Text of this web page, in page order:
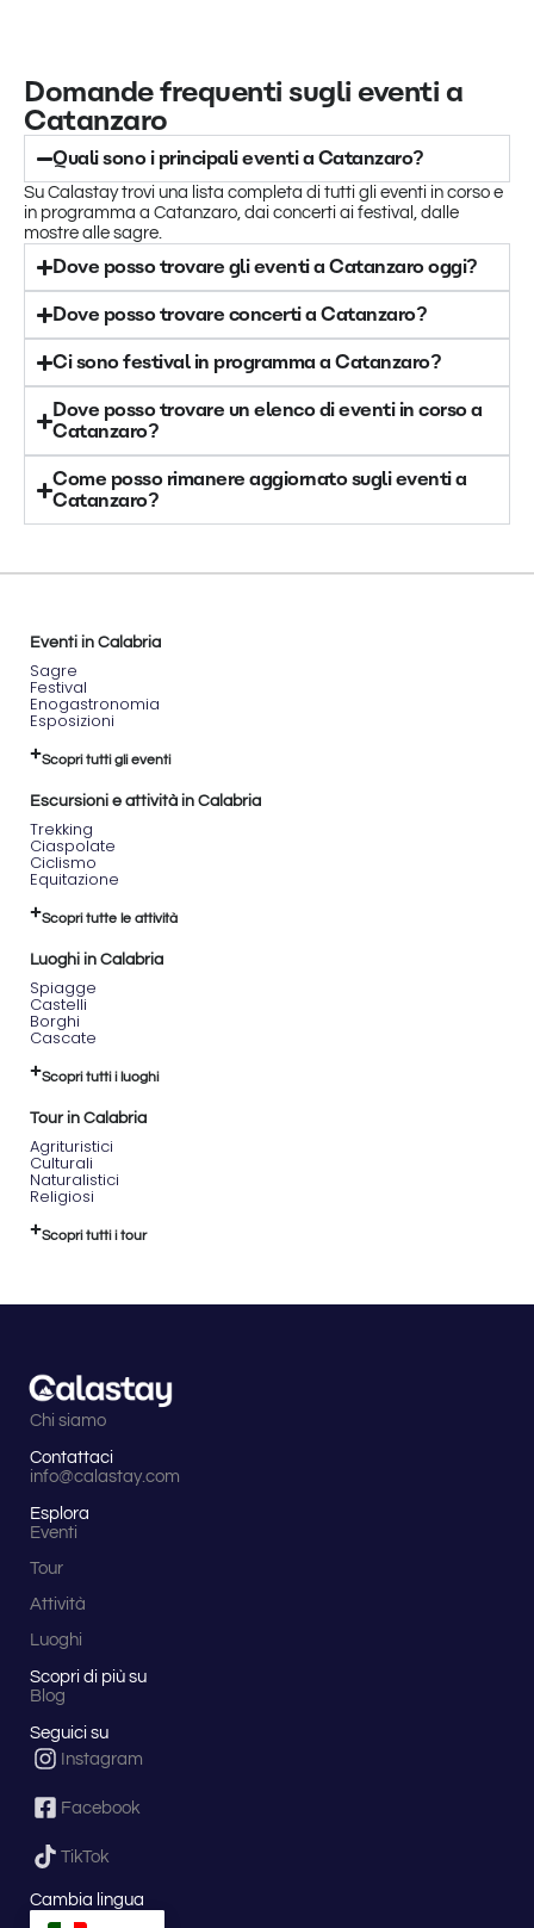
Domande frequenti sugli eventi a
Catanzaro
Quali sono i principali eventi a Catanzaro?
Su Calastay trovi una lista completa di tutti gli eventi in corso e
in programma a Catanzaro, dai concerti ai festival, dalle
mostre alle sagre.
Dove posso trovare gli eventi a Catanzaro oggi?
Dove posso trovare concerti a Catanzaro?
Ci sono festival in programma a Catanzaro?
Dove posso trovare un elenco di eventi in corso a
Catanzaro?
Come posso rimanere aggiornato sugli eventi a
Catanzaro?
Eventi in Calabria
Sagre
Festival
Enogastronomia
Esposizioni
Scopri tutti gli eventi
Escursioni e attività in Calabria
Trekking
Ciaspolate
Ciclismo
Equitazione
Scopri tutte le attività
Luoghi in Calabria
Spiagge
Castelli
Borghi
Cascate
Scopri tutti i luoghi
Tour in Calabria
Agrituristici
Culturali
Naturalistici
Religiosi
Scopri tutti i tour
Chi siamo
Contattaci
info@calastay.com
Esplora
Eventi
Tour
Attività
Luoghi
Scopri di più su
Blog
Seguici su
Instagram
Facebook
TikTok
Cambia lingua